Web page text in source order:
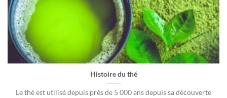
Histoire du thé
Le thé est utilisé depuis près de 5 000 ans depuis sa découverte